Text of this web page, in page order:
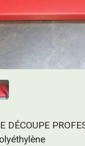
DÉCOUPE